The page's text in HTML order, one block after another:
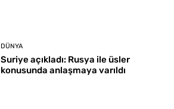
DÜNYA
Suriye açıkladı: Rusya ile üsler
konusunda anlaşmaya varıldı